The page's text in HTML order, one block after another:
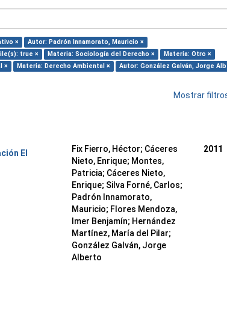
×
Autor: Padrón Innamorato, Mauricio ×
true × Materia: Sociología del Derecho ×
Materia: Otro ×
× Materia: Derecho Ambiental ×
Autor: González Galván, Jorge
Mostrar
El
Fix Fierro, Héctor; Cáceres
Nieto, Enrique; Montes,
Patricia; Cáceres Nieto,
Enrique; Silva Forné, Carlos;
Padrón Innamorato,
Mauricio; Flores Mendoza,
Imer Benjamín; Hernández
Martínez, María del Pilar;
González Galván, Jorge
Alberto
2011